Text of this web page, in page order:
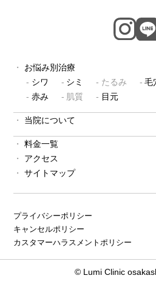
お悩み別治療
シワ
シミ たるみ 毛
赤み
肌質 目元
当院について
料金一覧
アクセス
サイトマップ
プライバシーポリシー
キャンセルポリシー
カスタマーハラスメントポリシー
© Lumi Clinic